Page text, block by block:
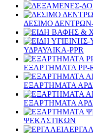
ΔΕΣΙΜΟ
ΥΔΡΑΥΛΙΚΑ-PPR
ΕΞΑΡΤΗΜΑΤΑ PP-
ΕΞΑΡΤΗΜΑΤΑ
ΕΞΑΡΤΗΜΑΤΑ
ΨΕΚΑΣΤΙΚΩΝ